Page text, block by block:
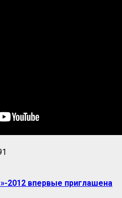
2012 впервые приглашена